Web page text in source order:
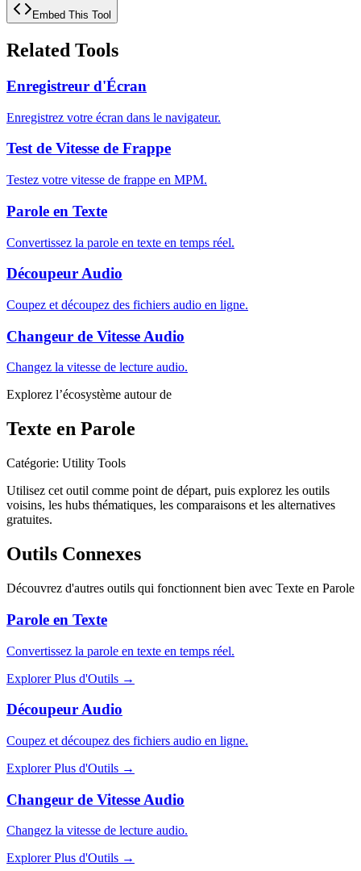
Embed This Tool
Related Tools
Enregistreur d'Écran
Enregistrez votre écran dans le navigateur.
Test de Vitesse de Frappe
Testez votre vitesse de frappe en MPM.
Parole en Texte
Convertissez la parole en texte en temps réel.
Découpeur Audio
Coupez et découpez des fichiers audio en ligne.
Changeur de Vitesse Audio
Changez la vitesse de lecture audio.
Explorez l’écosystème autour de
Texte en Parole
Catégorie: Utility Tools
Utilisez cet outil comme point de départ, puis explorez les outils
voisins, les hubs thématiques, les comparaisons et les alternatives
gratuites.
Outils Connexes
Découvrez d'autres outils qui fonctionnent bien avec Texte en Parole
Parole en Texte
Convertissez la parole en texte en temps réel.
Explorer Plus d'Outils →
Découpeur Audio
Coupez et découpez des fichiers audio en ligne.
Explorer Plus d'Outils →
Changeur de Vitesse Audio
Changez la vitesse de lecture audio.
Explorer Plus d'Outils →